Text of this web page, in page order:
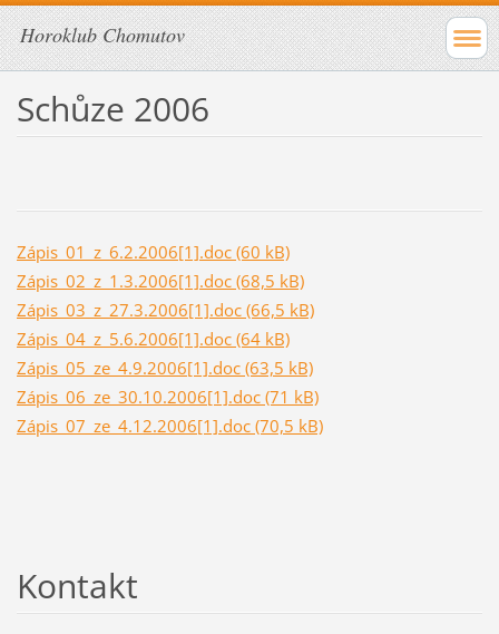
Horoklub Chomutov
Schůze 2006
Zápis_01_z_6.2.2006[1].doc (60 kB)
Zápis_02_z_1.3.2006[1].doc (68,5 kB)
Zápis_03_z_27.3.2006[1].doc (66,5 kB)
Zápis_04_z_5.6.2006[1].doc (64 kB)
Zápis_05_ze_4.9.2006[1].doc (63,5 kB)
Zápis_06_ze_30.10.2006[1].doc (71 kB)
Zápis_07_ze_4.12.2006[1].doc (70,5 kB)
Kontakt